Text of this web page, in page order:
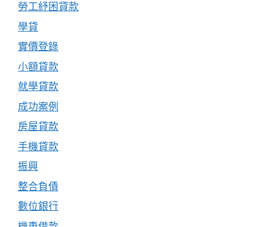
勞工紓困貸款
學貸
實價登錄
小額貸款
就學貸款
成功案例
房屋貸款
手機貸款
振興
整合負債
數位銀行